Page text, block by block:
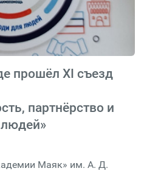
прошёл XI съезд
партнёрство и
Маяк» им. А. Д.